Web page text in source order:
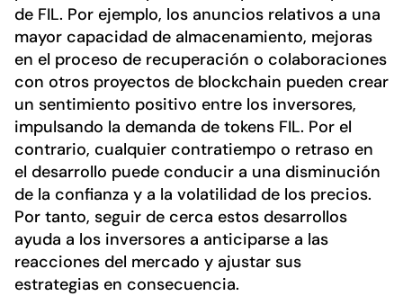
de FIL. Por ejemplo, los anuncios relativos a una
mayor capacidad de almacenamiento, mejoras
en el proceso de recuperación o colaboraciones
con otros proyectos de blockchain pueden crear
un sentimiento positivo entre los inversores,
impulsando la demanda de tokens FIL. Por el
contrario, cualquier contratiempo o retraso en
el desarrollo puede conducir a una disminución
de la confianza y a la volatilidad de los precios.
Por tanto, seguir de cerca estos desarrollos
ayuda a los inversores a anticiparse a las
reacciones del mercado y ajustar sus
estrategias en consecuencia.